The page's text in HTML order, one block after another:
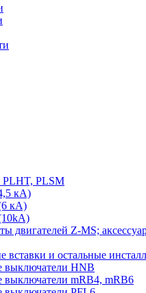
PLHT, PLSM
кА)
кА)
двигателей Z-MS;
вставки и остальные
выключатели HNB
выключатели mRB4, mRB6